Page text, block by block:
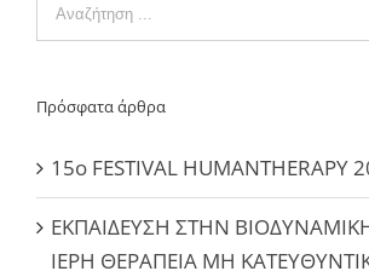
...
Πρόσφατα άρθρα
15ο FESTIVAL HUMANTHERAPY
ΕΚΠΑΙΔΕΥΣΗ ΣΤΗΝ
ΙΕΡΗ ΘΕΡΑΠΕΙΑ ΜΗ